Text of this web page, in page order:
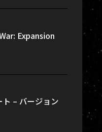
Expansion
ト – バージョン